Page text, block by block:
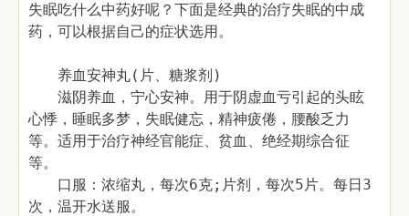
失眠吃什么中药好呢？下面是经典的治疗失眠的中成
药，可以根据自己的症状选用。
养血安神丸(片、糖浆剂)
滋阴养血，宁心安神。用于阴虚血亏引起的头眩
心悸，睡眠多梦，失眠健忘，精神疲倦，腰酸乏力
等。适用于治疗神经官能症、贫血、绝经期综合征
等。
口服：浓缩丸，每次6克;片剂，每次5片。每日3
次，温开水送服。